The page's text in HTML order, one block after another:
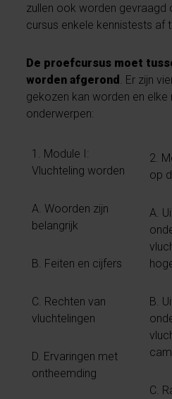
zullen ook worden gevraagd
cursus enkele kennistests af
De proefcursus moet
worden afgerond
. Er zijn
gekozen kan worden en
onderwerpen:
1. Module I:
Vluchteling worden
A. Woorden zijn
belangrijk
B. Feiten en cijfers
C. Rechten van
vluchtelingen
D. Ervaringen met
ontheemding
2.
op
A.
B.
C.